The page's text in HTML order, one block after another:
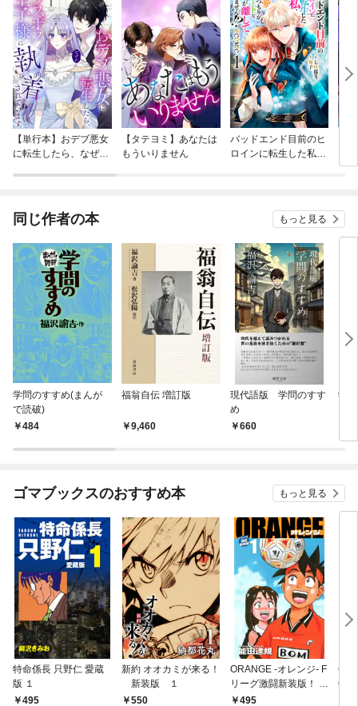
【単行本】おデブ悪女
に転生したら、なぜか
【タテヨミ】あなたは
もういりません
バッドエンド目前のヒ
ロインに転生した私、
同じ作者の本 もっと見る
学問のすすめ(まんが
で読破)
484
福翁自伝 増訂版
9,460
現代語版 学問のすす
め
660
学
ゴマブックスのおすすめ本 もっと見る
特命係長 只野仁 愛蔵
版 １
495
新約 オオカミが来る！
新装版 １
550
ORANGE -オレンジ- F
リーグ激闘新装版！ 第
１巻495